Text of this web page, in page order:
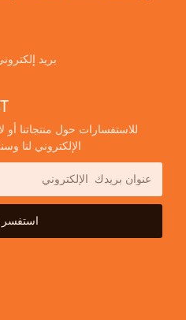
بريد
للاستفسارات حول منتجاتنا
الإلكتروني لنا